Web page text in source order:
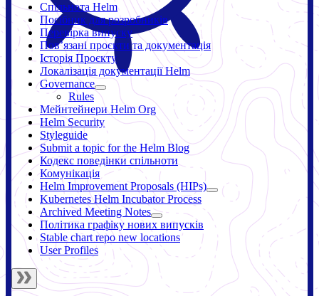
Спільнота Helm
Посібник для розробників
Перевірка випуску
Повʼязані проєкти та документація
Історія Проєкту
Локалізація документації Helm
Governance
Rules
Мейнтейнери Helm Org
Helm Security
Styleguide
Submit a topic for the Helm Blog
Кодекс поведінки спільноти
Комунікація
Helm Improvement Proposals (HIPs)
Kubernetes Helm Incubator Process
Archived Meeting Notes
Політика графіку нових випусків
Stable chart repo new locations
User Profiles